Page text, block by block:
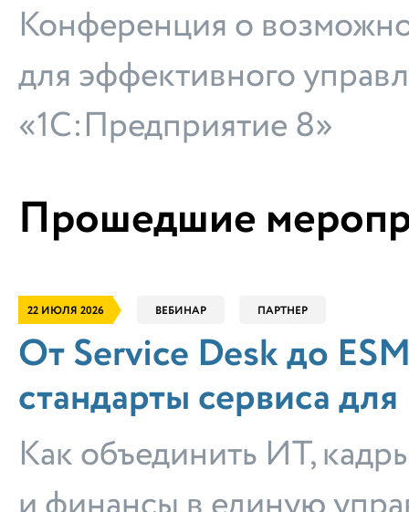
Конференция о
для эффективного
«1С:Предприятие 8»
Прошедшие
22 ИЮЛЯ 2026 ВЕБИНАР ПАРТНЕР
От Service Desk до
стандарты сервиса
Как объединить ИТ,